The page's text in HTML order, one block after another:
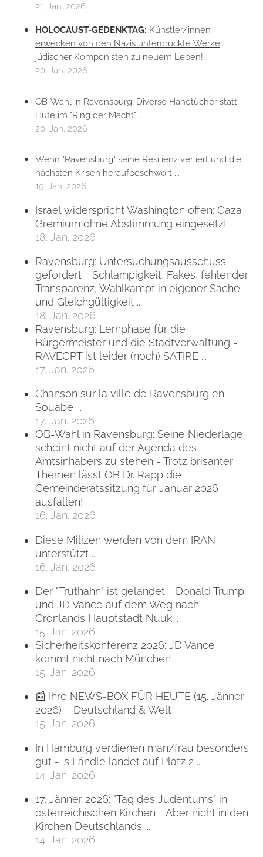
21. Jan. 2026
HOLOCAUST-GEDENKTAG: Künstler/innen
erwecken von den Nazis unterdrückte Werke
jüdischer Komponisten zu neuem Leben!
20. Jan. 2026
OB-Wahl in Ravensburg: Diverse Handtücher statt
Hüte im "Ring der Macht" ...
20. Jan. 2026
Wenn "Ravensburg" seine Resilienz verliert und die
nächsten Krisen heraufbeschwört ...
19. Jan. 2026
Israel widerspricht Washington offen: Gaza
Gremium ohne Abstimmung eingesetzt
18. Jan. 2026
Ravensburg: Untersuchungsausschuss
gefordert - Schlampigkeit, Fakes, fehlender
Transparenz, Wahlkampf in eigener Sache
und Gleichgültigkeit ...
18. Jan. 2026
Ravensburg: Lernphase für die
Bürgermeister und die Stadtverwaltung -
RAVEGPT ist leider (noch) SATIRE ...
17. Jan. 2026
Chanson sur la ville de Ravensburg en
Souabe ...
17. Jan. 2026
OB-Wahl in Ravensburg: Seine Niederlage
scheint nicht auf der Agenda des
Amtsinhabers zu stehen - Trotz brisanter
Themen lässt OB Dr. Rapp die
Gemeinderatssitzung für Januar 2026
ausfallen!
16. Jan. 2026
Diese Milizen werden von dem IRAN
unterstützt ...
16. Jan. 2026
Der "Truthahn" ist gelandet - Donald Trump
und JD Vance auf dem Weg nach
Grönlands Hauptstadt Nuuk ..
15. Jan. 2026
Sicherheitskonferenz 2026: JD Vance
kommt nicht nach München
15. Jan. 2026
📰 Ihre NEWS-BOX FÜR HEUTE (15. Jänner
2026) – Deutschland & Welt
15. Jan. 2026
In Hamburg verdienen man/frau besonders
gut - 's Ländle landet auf Platz 2 ...
14. Jan. 2026
17. Jänner 2026: "Tag des Judentums" in
österreichischen Kirchen - Aber nicht in den
Kirchen Deutschlands ...
14. Jan. 2026